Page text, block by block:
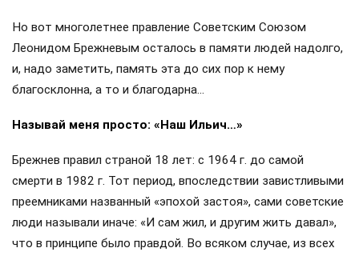
Но вот многолетнее правление Советским Союзом
Леонидом Брежневым осталось в памяти людей надолго,
и, надо заметить, память эта до сих пор к нему
благосклонна, а то и благодарна…
Называй меня просто: «Наш Ильич…»
Брежнев правил страной 18 лет: с 1964 г. до самой
смерти в 1982 г. Тот период, впоследствии завистливыми
преемниками названный «эпохой застоя», сами советские
люди называли иначе: «И сам жил, и другим жить давал»,
что в принципе было правдой. Во всяком случае, из всех